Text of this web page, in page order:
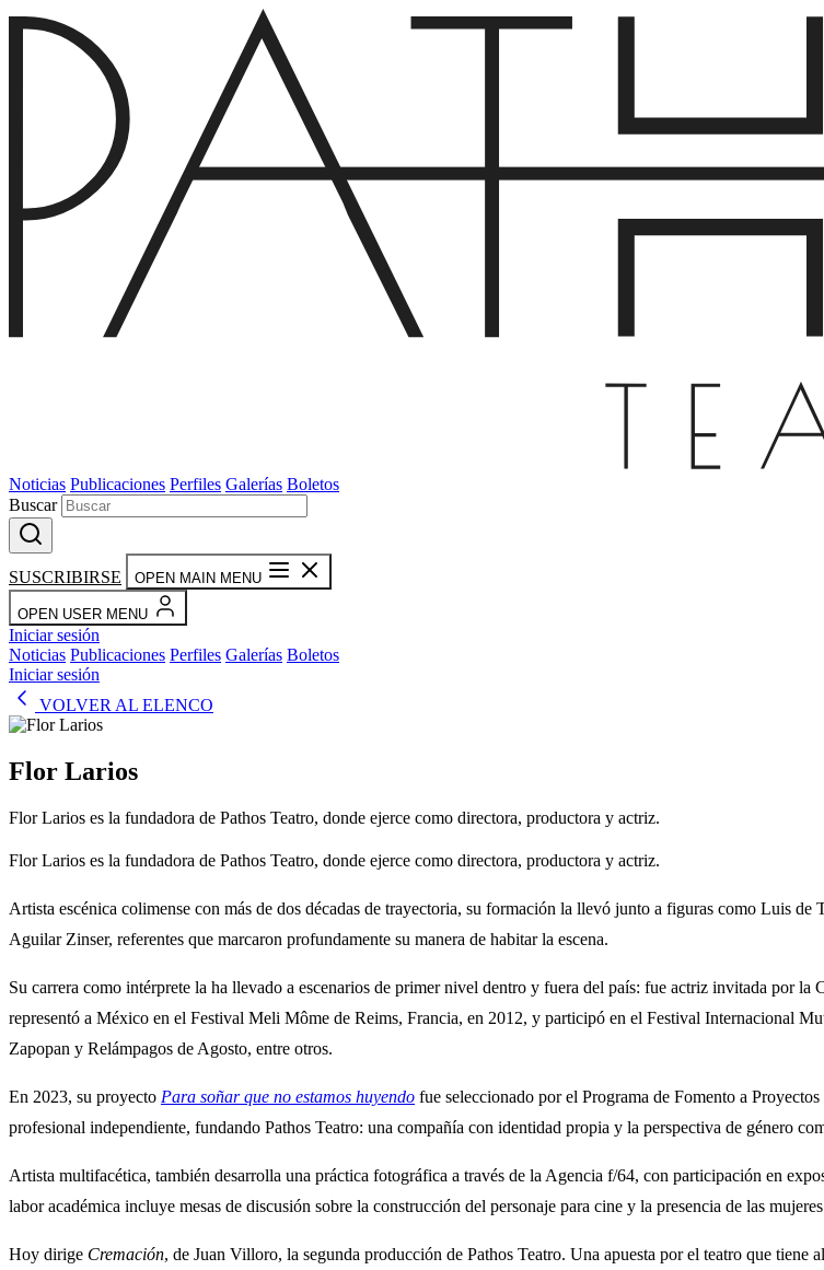
Noticias Publicaciones Perfiles Galerías Boletos
Buscar
SUSCRIBIRSE OPEN MAIN MENU
OPEN USER MENU
Iniciar sesión
Noticias Publicaciones Perfiles Galerías Boletos
Iniciar sesión
VOLVER AL ELENCO
Flor Larios
Flor Larios es la fundadora de Pathos Teatro, donde ejerce como directora, productora y actriz.
Flor Larios es la fundadora de Pathos Teatro, donde ejerce como directora, productora y actriz.
Artista escénica colimense con más de dos décadas de trayectoria, su formación la llevó junto a figuras como Luis
Aguilar Zinser, referentes que marcaron profundamente su manera de habitar la escena.
Su carrera como intérprete la ha llevado a escenarios de primer nivel dentro y fuera del país: fue actriz invitada por la
representó a México en el Festival Meli Môme de Reims, Francia, en 2012, y participó en el Festival Internacional
Zapopan y Relámpagos de Agosto, entre otros.
En 2023, su proyecto Para soñar que no estamos huyendo fue seleccionado por el Programa de Fomento a
profesional independiente, fundando Pathos Teatro: una compañía con identidad propia y la perspectiva de género
Artista multifacética, también desarrolla una práctica fotográfica a través de la Agencia f/64, con participación en
labor académica incluye mesas de discusión sobre la construcción del personaje para cine y la presencia de las mujeres
Hoy dirige Cremación, de Juan Villoro, la segunda producción de Pathos Teatro. Una apuesta por el teatro que tiene